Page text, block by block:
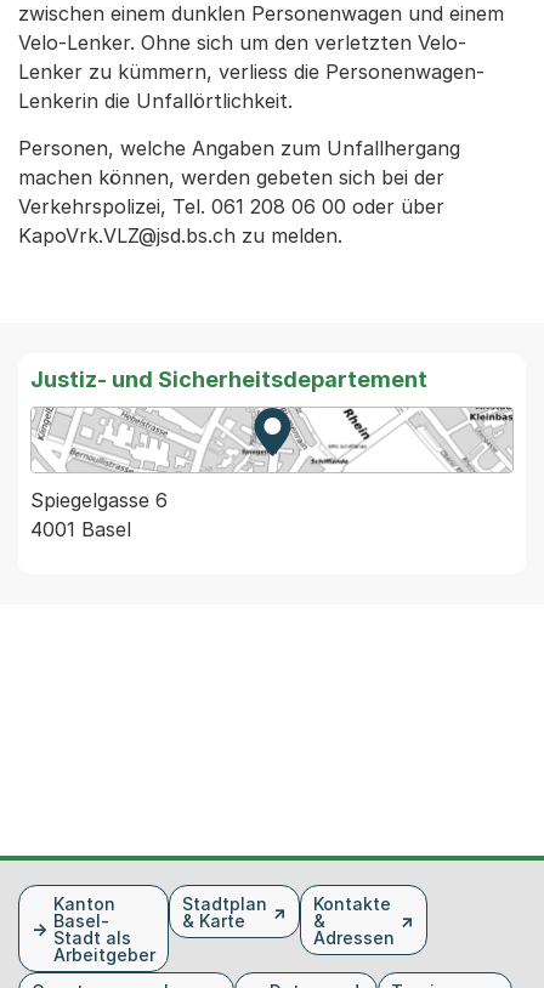
zwischen einem dunklen Personenwagen und einem
Velo-Lenker. Ohne sich um den verletzten Velo-
Lenker zu kümmern, verliess die Personenwagen-
Lenkerin die Unfallörtlichkeit.
Personen, welche Angaben zum Unfallhergang
machen können, werden gebeten sich bei der
Verkehrspolizei, Tel. 061 208 06 00 oder über
KapoVrk.VLZ@jsd.bs.ch zu melden.
Justiz- und Sicherheitsdepartement
Zur Karte von MapBS.
Externer Link, wird in einem
Spiegelgasse 6
4001 Basel
FusszeileKanton
Basel-
Stadt als
Arbeitgeber
Stadtplan
& Karte
Kontakte
&
Adressen